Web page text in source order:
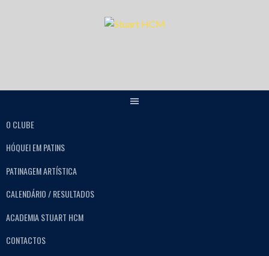
O CLUBE
HÓQUEI EM PATINS
PATINAGEM ARTÍSTICA
CALENDÁRIO / RESULTADOS
ACADEMIA STUART HCM
CONTACTOS